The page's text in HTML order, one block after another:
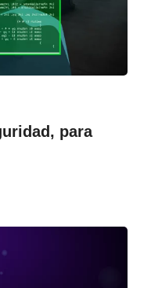
para